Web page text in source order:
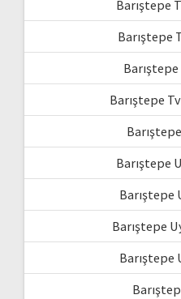
Barıştepe
Barıştepe
Barıştepe
Barıştepe
Barıştepe
Barıştepe
Barıştepe